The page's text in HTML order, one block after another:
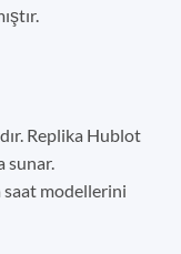
Replika Hublot
sunar.
saat modellerini